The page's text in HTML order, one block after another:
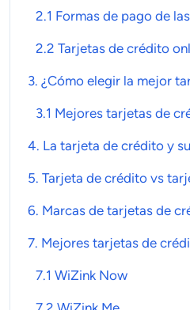
2.1 Formas de pago de
2.2 Tarjetas de crédito
3. ¿Cómo elegir la mejor
3.1 Mejores tarjetas de
4. La tarjeta de crédito y
5. Tarjeta de crédito vs
6. Marcas de tarjetas de
7. Mejores tarjetas de
7.1 WiZink Now